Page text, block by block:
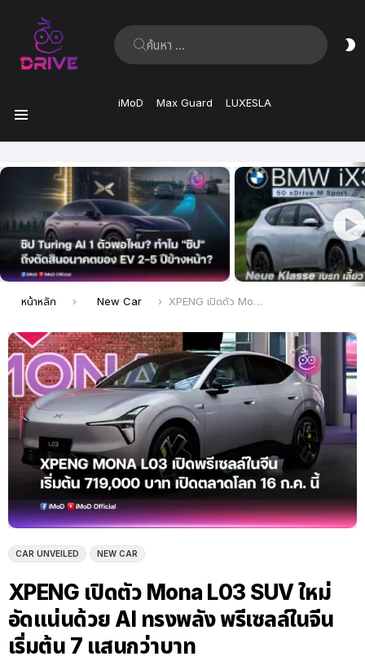
ค้นหา:
iMoD Max Guard LUXESLA
ล่าสุด
คุณอยู่ที่นี่:
หน้าหลัก New Car XPENG เปิดตัว Mona L03 SUV ใหม่ อัดแน่นด้วย AI ทรงพลัง พรีเซลล์ในจีน เริ่มต้น 7 แสนกว่าบาท
CAR UNVEILED NEW CAR
XPENG เปิดตัว Mona L03 SUV ใหม่
อัดแน่นด้วย AI ทรงพลัง พรีเซลล์ในจีน
เริ่มต้น 7 แสนกว่าบาท